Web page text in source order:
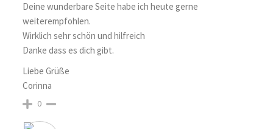
Deine wunderbare Seite habe ich heute gerne
weiterempfohlen.
Wirklich sehr schön und hilfreich
Danke dass es dich gibt.
Liebe Grüße
Corinna
0